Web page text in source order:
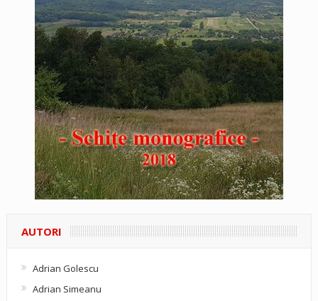
AUTORI
Adrian Golescu
Adrian Simeanu